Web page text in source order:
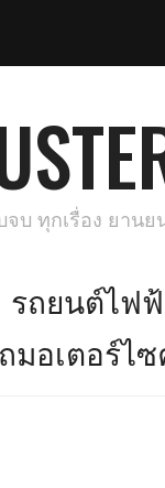
จบ ทุกเรื่อง ยานย
รถยนต์ไฟ
มอเตอร์ไ